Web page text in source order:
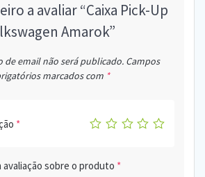
a avaliar “Caixa Pick-Up
Amarok”
de email não será publicado. Campos
marcados com *
*
avaliação sobre o produto *